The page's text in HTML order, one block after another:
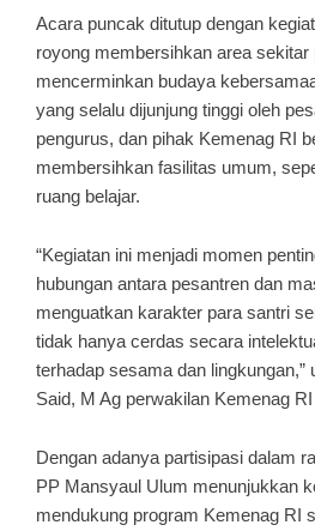
Acara puncak ditutup dengan
royong membersihkan area sekitar
mencerminkan budaya
yang selalu dijunjung tinggi oleh
pengurus, dan pihak Kemenag RI
membersihkan fasilitas umum,
ruang belajar.
“Kegiatan ini menjadi momen
hubungan antara pesantren dan
menguatkan karakter para santri
tidak hanya cerdas secara
terhadap sesama dan lingkungan,”
Said, M Ag perwakilan Kemenag
Dengan adanya partisipasi dalam
PP Mansyaul Ulum menunjukkan
mendukung program Kemenag RI